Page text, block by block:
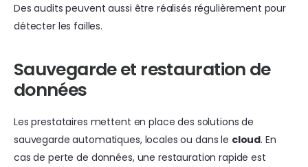
Des audits peuvent aussi être réalisés régulièrement pour
détecter les failles.
Sauvegarde et restauration de
données
Les prestataires mettent en place des solutions de
sauvegarde automatiques, locales ou dans le cloud. En
cas de perte de données, une restauration rapide est